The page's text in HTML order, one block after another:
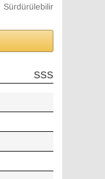
Sürdürülebilir
SSS